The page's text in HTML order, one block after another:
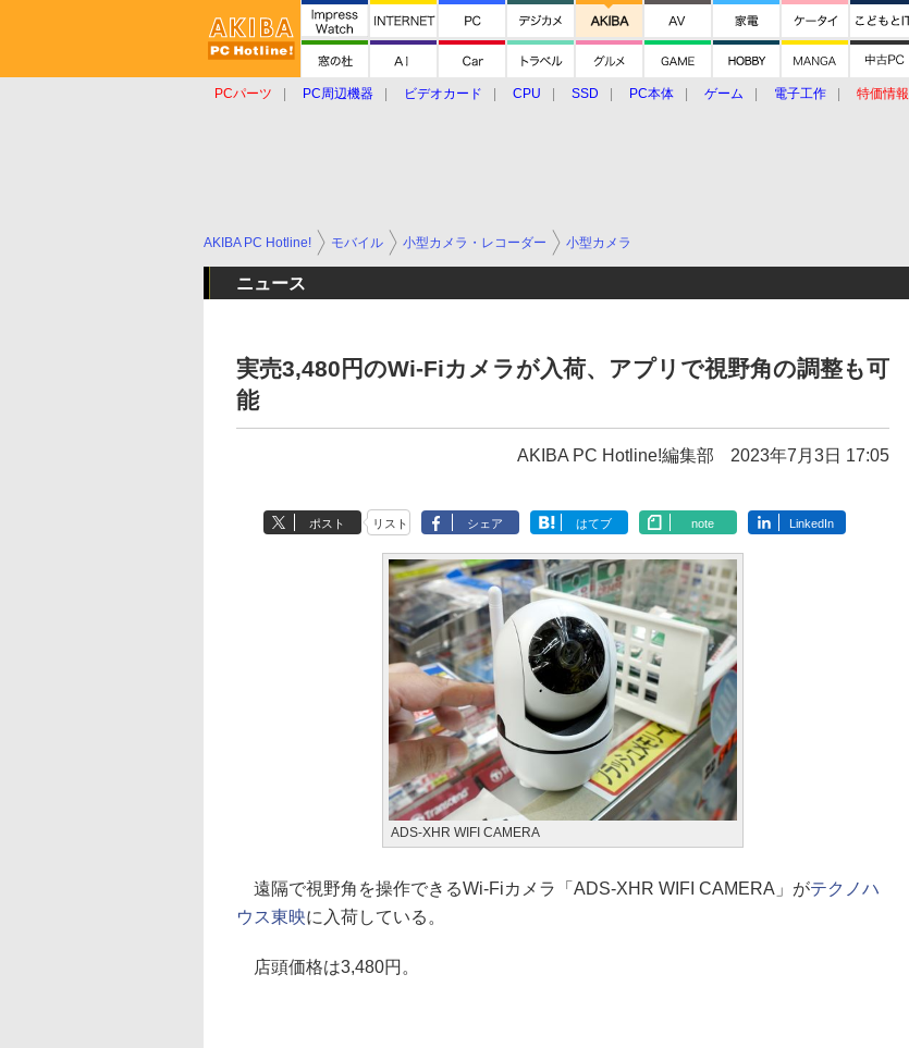
PCパーツ PC周辺機器 ビデオカード CPU SSD PC本体 ゲーム 電子工作 特価情報
AKIBA PC Hotline! モバイル 小型カメラ・レコーダー 小型カメラ
ニュース
実売3,480円のWi-Fiカメラが入荷、アプリで視野角の調整も可
能
AKIBA PC Hotline!編集部 2023年7月3日 17:05
ポスト リスト シェア はてブ note LinkedIn
ADS-XHR WIFI CAMERA
遠隔で視野角を操作できるWi-Fiカメラ「ADS-XHR WIFI CAMERA」がテクノハ
ウス東映に入荷している。
店頭価格は3,480円。